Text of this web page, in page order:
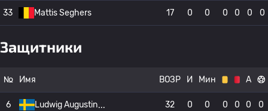
33 Mattis Seghers 17 0 0 0 0 0 0
Защитники
№ Имя ВОЗР И Мин А
6 Ludwig Augustin 32 0 0 0 0 0 0